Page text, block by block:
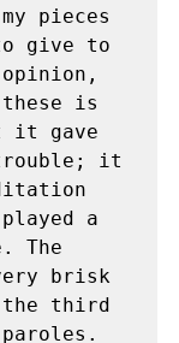
pieces
give to
is
it gave
trouble; it
a
The
brisk
the third